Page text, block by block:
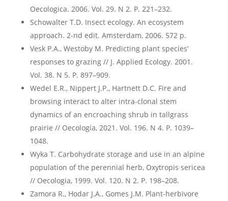
Oecologica. 2006. Vol. 29. N 2. P. 221–232.
Schowalter T.D. Insect ecology. An ecosystem
approach. 2-nd edit. Amsterdam, 2006. 572 p.
Vesk P.A., Westoby M. Predicting plant species’
responses to grazing // J. Applied Ecology. 2001.
Vol. 38. N 5. P. 897–909.
Wedel E.R., Nippert J.P., Hartnett D.C. Fire and
browsing interact to alter intra-clonal stem
dynamics of an encroaching shrub in tallgrass
prairie // Oecologia, 2021. Vol. 196. N 4. P. 1039–
1048.
Wyka T. Carbohydrate storage and use in an alpine
population of the perennial herb, Oxytropis sericea
// Oecologia, 1999. Vol. 120. N 2. P. 198–208.
Zamora R., Hodar J.A., Gomes J.M. Plant-herbivore